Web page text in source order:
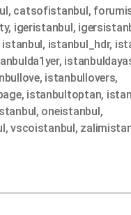
, catsofistanbul,
, igeristanbul,
istanbul, istanbul_hdr,
,
, istanbullovers,
, istanbultoptan,
, oneistanbul,
,vscoistanbul,